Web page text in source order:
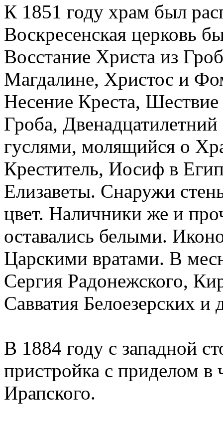
К 1851 году храм был
Воскресенская церковь
Восстание Христа из
Магдалине, Христос и
Несение Креста,
Гроба,
гуслями, молящийся о
Креститель, Иосиф в
Елизаветы. Снаружи
цвет. Наличники же и
оставались белыми.
Царскими вратами. В
Сергия Радонежского,
Савватия Белоезерских
В 1884 году с западной
пристройка с приделом
Ирапского.